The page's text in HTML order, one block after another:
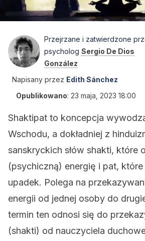
Przejrzane i zatwierdzone
psycholog Sergio De Dios
González
Napisany przez Edith Sánchez
Opublikowano: 23 maja, 2023 18:00
Shaktipat to koncepcja
Wschodu, a dokładniej z
sanskryckich słów shakti, które
(psychiczną) energię i pat,
upadek. Polega na
energii od jednej osoby do
termin ten odnosi się do
(shakti) od nauczyciela